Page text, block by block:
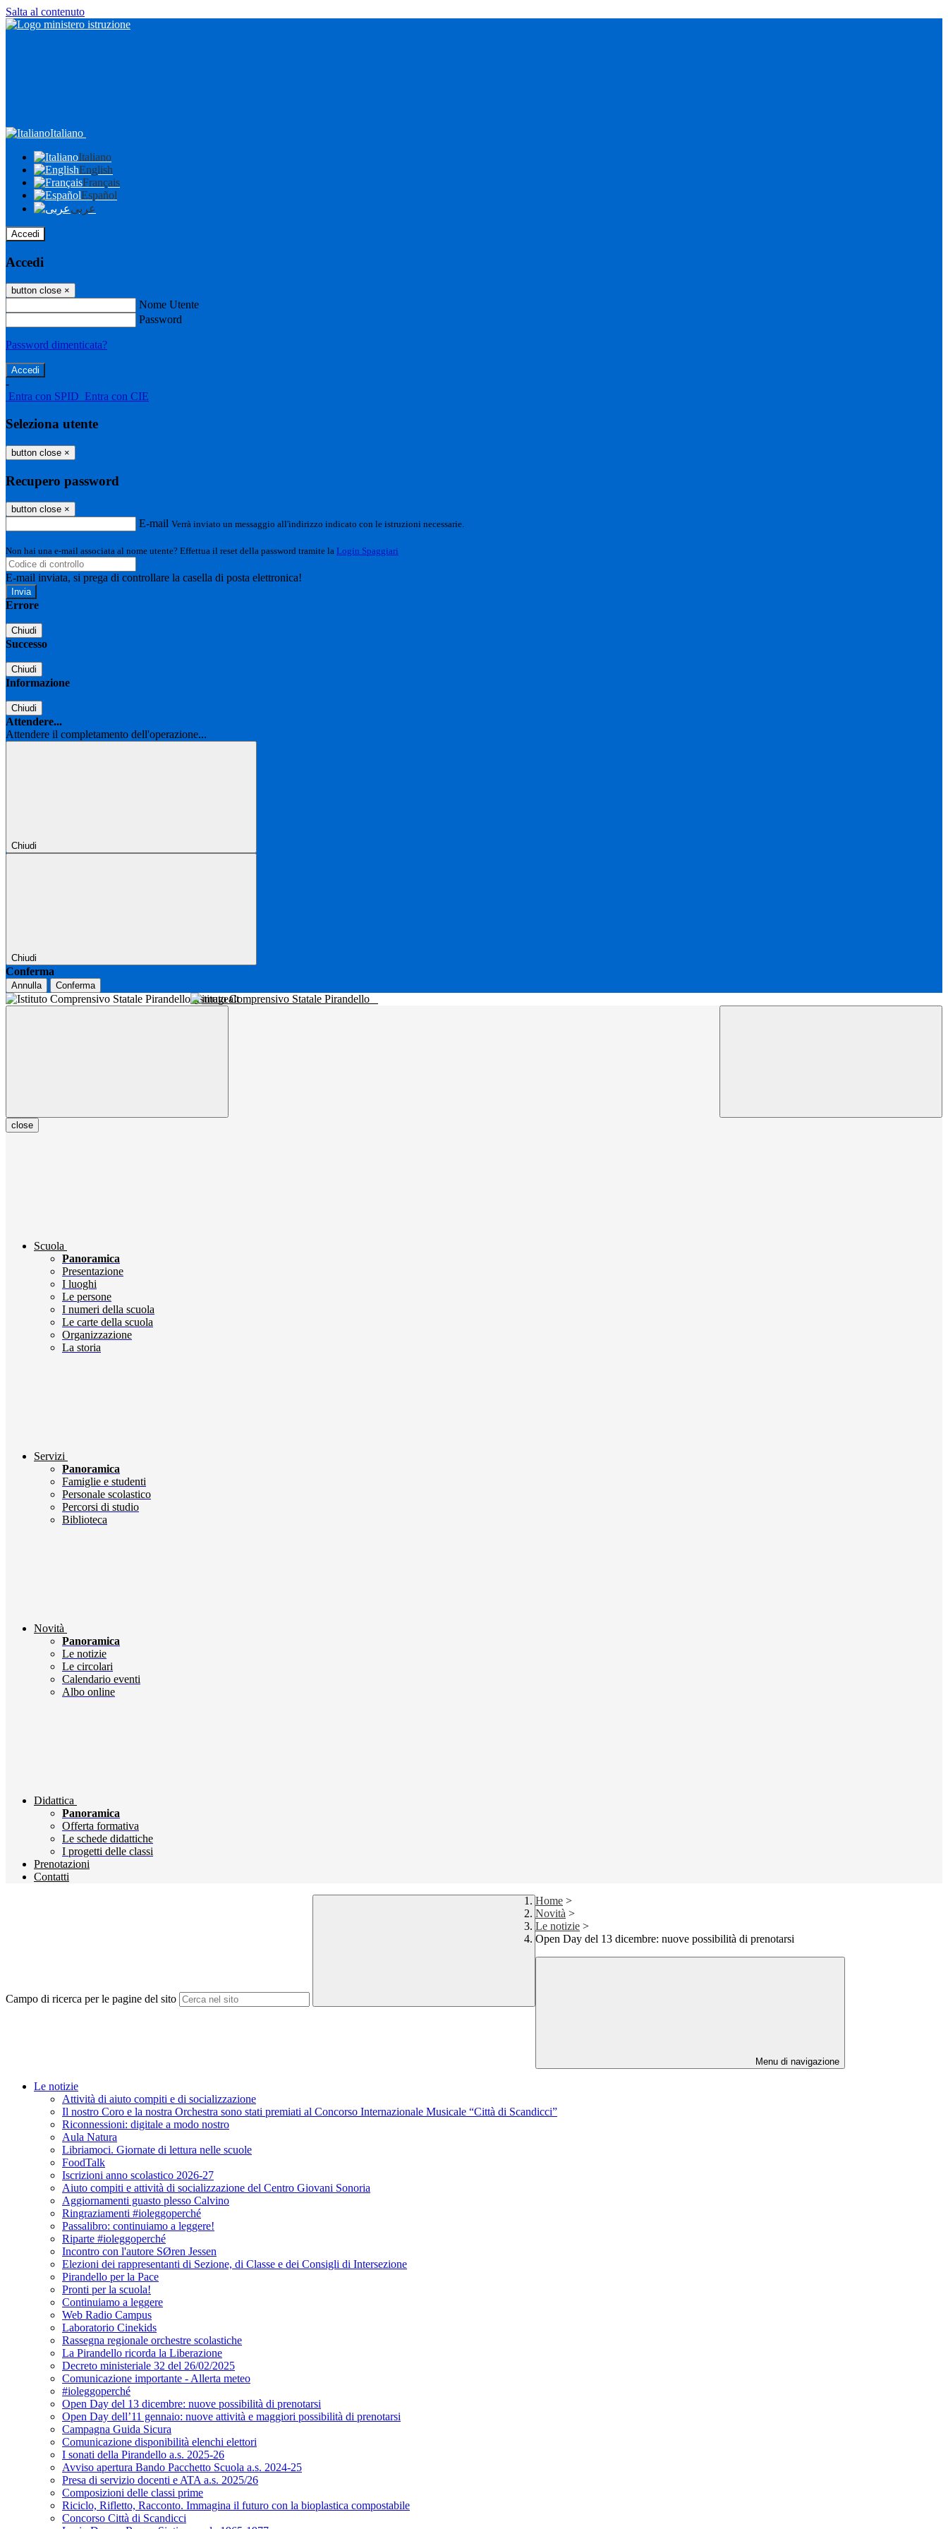
Salta al contenuto
Italiano
Italiano
English
Français
Español
عربى
Accedi
Accedi
button close ×
Nome Utente
Password
Password dimenticata?
-
Entra con SPID Entra con CIE
Seleziona utente
button close ×
Recupero password
button close ×
E-mail Verrà inviato un messaggio all'indirizzo indicato con le istruzioni necessarie.
Non hai una e-mail associata al nome utente? Effettua il reset della password tramite la Login Spaggiari
E-mail inviata, si prega di controllare la casella di posta elettronica!
Errore
Chiudi
Successo
Chiudi
Informazione
Chiudi
Attendere...
Attendere il completamento dell'operazione...
Chiudi
Chiudi
Conferma
Annulla Conferma
Istituto Comprensivo Statale Pirandello
close
Scuola
Panoramica
Presentazione
I luoghi
Le persone
I numeri della scuola
Le carte della scuola
Organizzazione
La storia
Servizi
Panoramica
Famiglie e studenti
Personale scolastico
Percorsi di studio
Biblioteca
Novità
Panoramica
Le notizie
Le circolari
Calendario eventi
Albo online
Didattica
Panoramica
Offerta formativa
Le schede didattiche
I progetti delle classi
Prenotazioni
Contatti
Campo di ricerca per le pagine del sito
Home >
Novità >
Le notizie >
Open Day del 13 dicembre: nuove possibilità di prenotarsi
Menu di navigazione
Le notizie
Attività di aiuto compiti e di socializzazione
Il nostro Coro e la nostra Orchestra sono stati premiati al Concorso Internazionale Musicale “Città di Scandicci”
Riconnessioni: digitale a modo nostro
Aula Natura
Libriamoci. Giornate di lettura nelle scuole
FoodTalk
Iscrizioni anno scolastico 2026-27
Aiuto compiti e attività di socializzazione del Centro Giovani Sonoria
Aggiornamenti guasto plesso Calvino
Ringraziamenti #ioleggoperché
Passalibro: continuiamo a leggere!
Riparte #ioleggoperché
Incontro con l'autore SØren Jessen
Elezioni dei rappresentanti di Sezione, di Classe e dei Consigli di Intersezione
Pirandello per la Pace
Pronti per la scuola!
Continuiamo a leggere
Web Radio Campus
Laboratorio Cinekids
Rassegna regionale orchestre scolastiche
La Pirandello ricorda la Liberazione
Decreto ministeriale 32 del 26/02/2025
Comunicazione importante - Allerta meteo
#ioleggoperché
Open Day del 13 dicembre: nuove possibilità di prenotarsi
Open Day dell’11 gennaio: nuove attività e maggiori possibilità di prenotarsi
Campagna Guida Sicura
Comunicazione disponibilità elenchi elettori
I sonati della Pirandello a.s. 2025-26
Avviso apertura Bando Pacchetto Scuola a.s. 2024-25
Presa di servizio docenti e ATA a.s. 2025/26
Composizioni delle classi prime
Riciclo, Rifletto, Racconto. Immagina il futuro con la bioplastica compostabile
Concorso Città di Scandicci